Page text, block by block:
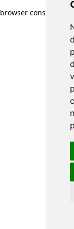
browser console for